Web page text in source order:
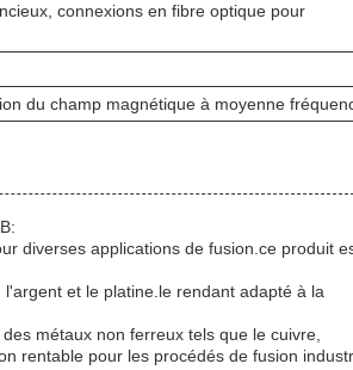
connexions en fibre optique pour
du champ magnétique à moyenne
diverses applications de fusion.ce produit
et le platine.le rendant adapté à la
métaux non ferreux tels que le cuivre,
rentable pour les procédés de fusion